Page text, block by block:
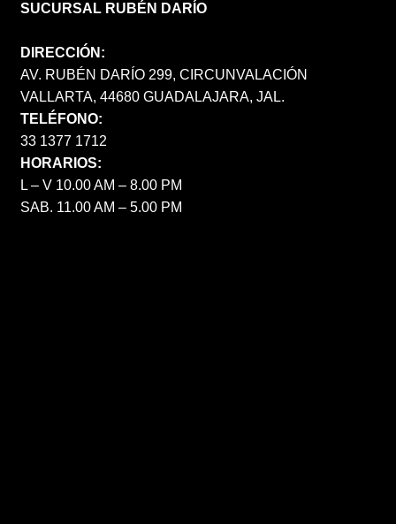
SUCURSAL RUBÉN DARÍO
DIRECCIÓN:
AV. RUBÉN DARÍO 299, CIRCUNVALACIÓN
VALLARTA, 44680 GUADALAJARA, JAL.
TELÉFONO:
33 1377 1712
HORARIOS:
L – V 10.00 AM – 8.00 PM
SAB. 11.00 AM – 5.00 PM